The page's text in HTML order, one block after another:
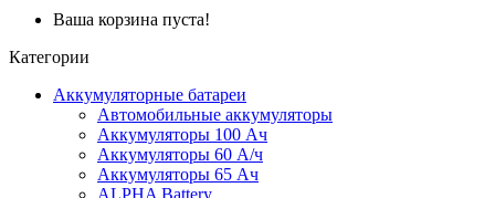
Ваша корзина пуста!
Категории
Аккумуляторные батареи
Автомобильные аккумуляторы
Аккумуляторы 100 Ач
Аккумуляторы 60 А/ч
Аккумуляторы 65 Ач
ALPHA Battery